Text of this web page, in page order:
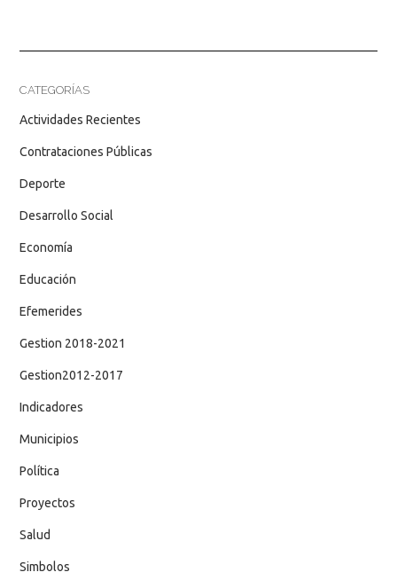
CATEGORÍAS
Actividades Recientes
Contrataciones Públicas
Deporte
Desarrollo Social
Economía
Educación
Efemerides
Gestion 2018-2021
Gestion2012-2017
Indicadores
Municipios
Política
Proyectos
Salud
Simbolos